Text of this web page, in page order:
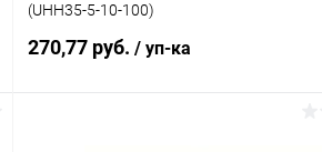
(UHH35-5-10-100)
270,77 руб. / уп-ка